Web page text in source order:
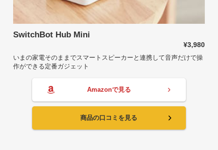
SwitchBot Hub Mini
¥3,980
いまの家電そのままでスマートスピーカーと連携して音声だけで操
作ができる定番ガジェット
Amazonで見る
商品の口コミを見る